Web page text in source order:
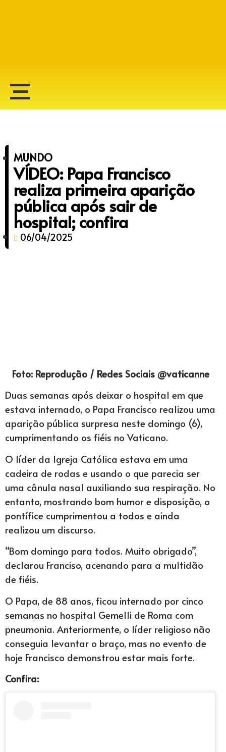
MUNDO
VÍDEO: Papa Francisco
realiza primeira aparição
pública após sair de
hospital; confira
06/04/2025
Foto: Reprodução / Redes Sociais @vaticanne
Duas semanas após deixar o hospital em que
estava internado, o Papa Francisco realizou uma
aparição pública surpresa neste domingo (6),
cumprimentando os fiéis no Vaticano.
O líder da Igreja Católica estava em uma
cadeira de rodas e usando o que parecia ser
uma cânula nasal auxiliando sua respiração. No
entanto, mostrando bom humor e disposição, o
pontífice cumprimentou a todos e ainda
realizou um discurso.
“Bom domingo para todos. Muito obrigado”,
declarou Franciso, acenando para a multidão
de fiéis.
O Papa, de 88 anos, ficou internado por cinco
semanas no hospital Gemelli de Roma com
pneumonia. Anteriormente, o líder religioso não
conseguia levantar o braço, mas no evento de
hoje Francisco demonstrou estar mais forte.
Confira: